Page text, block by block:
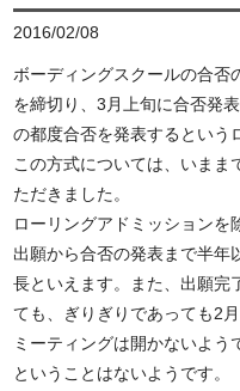
2016/02/08
ボーディングスクールの合否
を締切り、3月上旬に合否発
の都度合否を発表するという
この方式については、いまま
ただきました。
ローリングアドミッションを
出願から合否の発表まで半年
長といえます。また、出願完
ても、ぎりぎりであっても2
ミーティングは開かないよう
ということはないようです。